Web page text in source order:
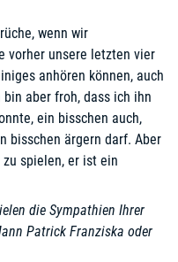
wenn wir
vorher unsere letzten vier
anhören können, auch
aber froh, dass ich ihn
ein bisschen auch,
bisschen ärgern darf. Aber
spielen, er ist ein
die Sympathien Ihrer
Patrick Franziska oder